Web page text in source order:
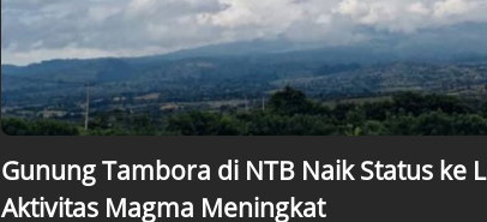
Gunung Tambora di NTB Naik Status ke
Aktivitas Magma Meningkat